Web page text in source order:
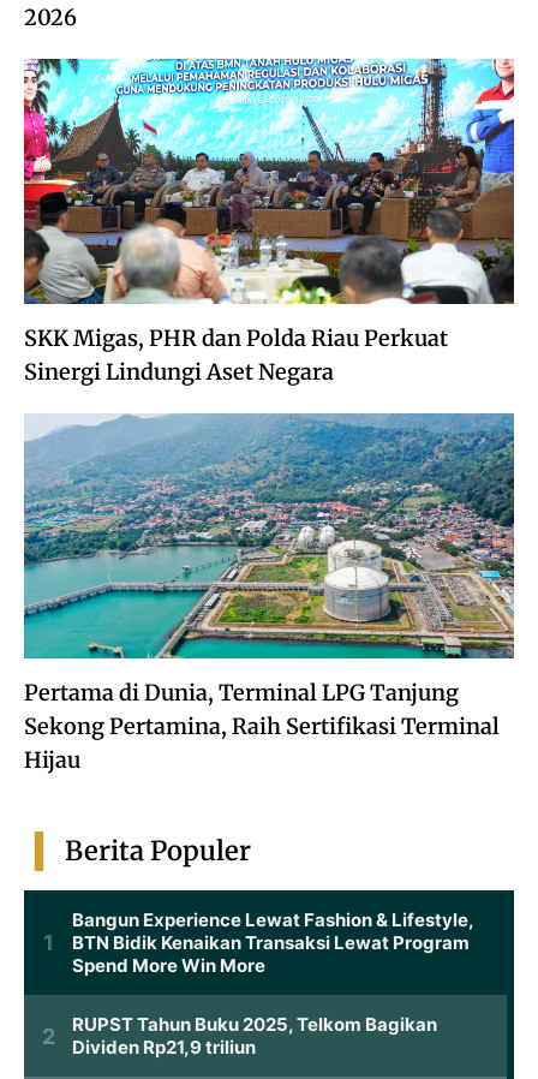
2026
SKK Migas, PHR dan Polda Riau Perkuat
Sinergi Lindungi Aset Negara
Pertama di Dunia, Terminal LPG Tanjung
Sekong Pertamina, Raih Sertifikasi Terminal
Hijau
Berita Populer